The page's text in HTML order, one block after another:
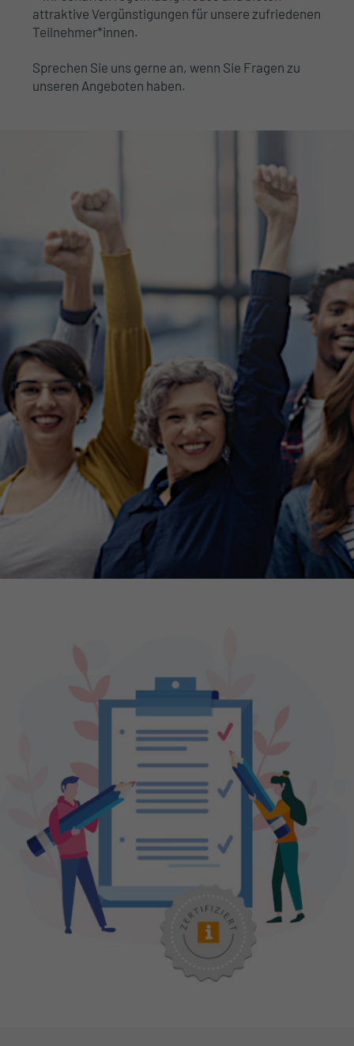
attraktive Vergünstigungen für unsere zufriedenen
Teilnehmer*innen.
Sprechen Sie uns gerne an, wenn Sie Fragen zu
unseren Angeboten haben.